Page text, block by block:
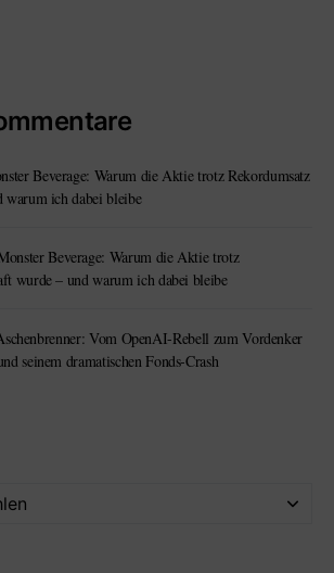
Beverage: Warum die Aktie trotz Rekordumsatz
warum ich dabei bleibe
Beverage: Warum die Aktie trotz
wurde – und warum ich dabei bleibe
Vom OpenAI-Rebell zum Vordenker
seinem dramatischen Fonds-Crash